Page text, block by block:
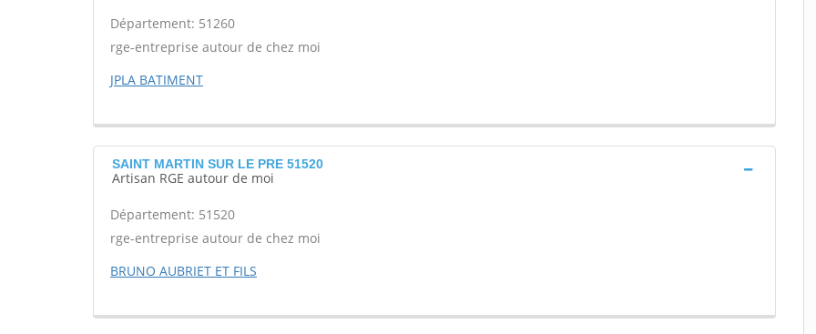
Département: 51260
rge-entreprise autour de chez moi
JPLA BATIMENT
SAINT MARTIN SUR LE PRE 51520
Artisan RGE autour de moi
Département: 51520
rge-entreprise autour de chez moi
BRUNO AUBRIET ET FILS